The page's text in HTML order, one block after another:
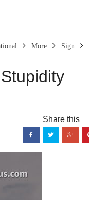
More Sign